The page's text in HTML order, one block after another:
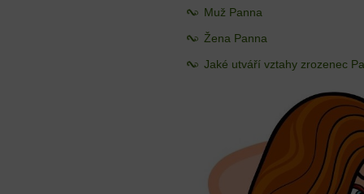
Muž Panna
Žena Panna
Jaké utváří vztahy zrozenec